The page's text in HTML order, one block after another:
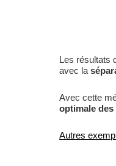
Les résultats
avec la
Avec cette
optimale
Autres